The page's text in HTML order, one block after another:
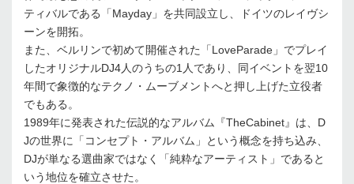
ティバルである「Mayday」を共同設立し、ドイツのレイヴシ
ーンを開拓。
また、ベルリンで初めて開催された「LoveParade」でプレイ
したオリジナルDJ4人のうちの1人であり、同イベントを翌10
年間で象徴的なテクノ・ムーブメントへと押し上げた立役者
でもある。
1989年に発表された伝説的なアルバム『TheCabinet』は、D
Jの世界に「コンセプト・アルバム」という概念を持ち込み、
DJが単なる選曲家ではなく「純粋なアーティスト」であると
いう地位を確立させた。